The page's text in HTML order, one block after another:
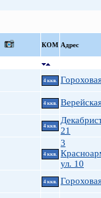
КOМ Адрес
4 ккв.
4 ккв.
4 ккв.
21
4 ккв.
3
ул. 10
4 ккв.